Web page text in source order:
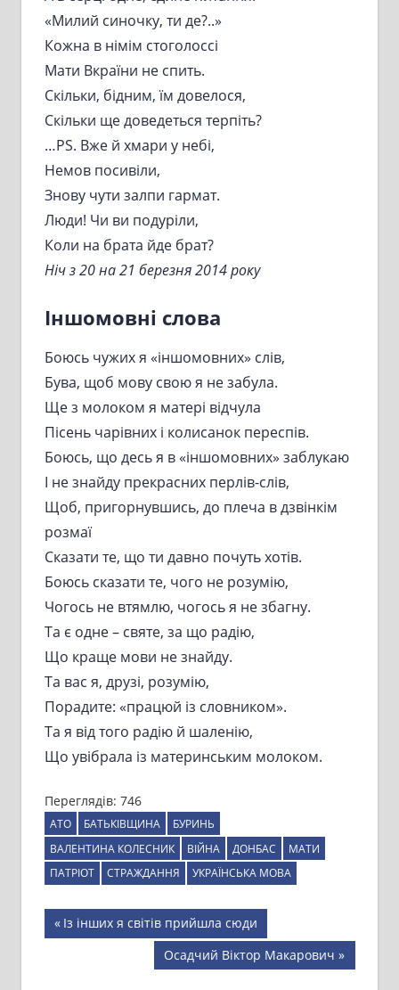
«Милий синочку, ти де?..»
Кожна в німім стоголоссі
Мати Вкраїни не спить.
Скільки, бідним, їм довелося,
Скільки ще доведеться терпіть?
…PS. Вже й хмари у небі,
Немов посивіли,
Знову чути залпи гармат.
Люди! Чи ви подуріли,
Коли на брата йде брат?
Ніч з 20 на 21 березня 2014 року
Іншомовні слова
Боюсь чужих я «іншомовних» слів,
Бува, щоб мову свою я не забула.
Ще з молоком я матері відчула
Пісень чарівних і колисанок переспів.
Боюсь, що десь я в «іншомовних» заблукаю
І не знайду прекрасних перлів-слів,
Щоб, пригорнувшись, до плеча в дзвінкім
розмаї
Сказати те, що ти давно почуть хотів.
Боюсь сказати те, чого не розумію,
Чогось не втямлю, чогось я не збагну.
Та є одне – святе, за що радію,
Що краще мови не знайду.
Та вас я, друзі, розумію,
Порадите: «працюй із словником».
Та я від того радію й шаленію,
Що увібрала із материнським молоком.
Переглядів: 746
АТО БАТЬКІВЩИНА
БУРИНЬ
ВАЛЕНТИНА КОЛЕСНИК
ВІЙНА ДОНБАС
МАТИ
ПАТРІОТ
СТРАЖДАННЯ УКРАЇНСЬКА МОВА
Навігація
Previous
Post:
Із інших я світів прийшла сюди
Next
Post:
Осадчий Віктор Макарович